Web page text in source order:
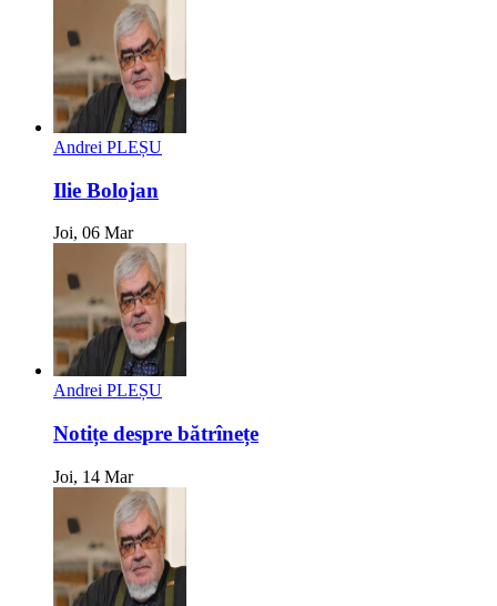
Andrei PLEȘU
Ilie Bolojan
Joi, 06 Mar
Andrei PLEȘU
Notițe despre bătrînețe
Joi, 14 Mar